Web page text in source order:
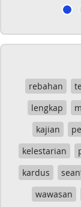
rebahan
lengkap
kajian
kelestarian
kardus
wawasan